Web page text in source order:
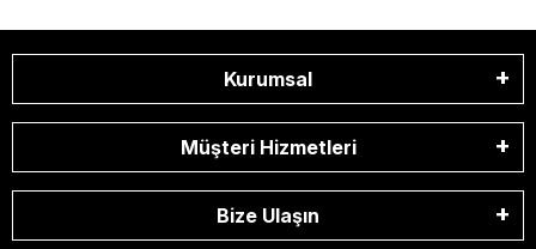
Kurumsal
Müşteri Hizmetleri
Bize Ulaşın